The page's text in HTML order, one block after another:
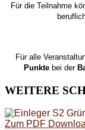
Für die Teilnahme
Für alle
Punkte bei der
WEITERE
Zum PDF